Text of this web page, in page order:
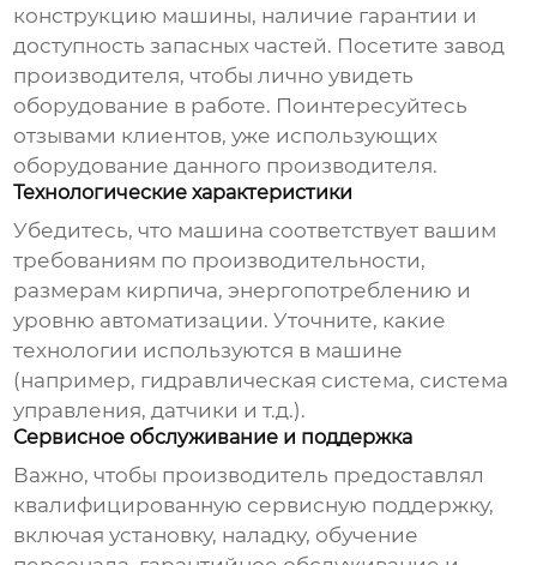
конструкцию машины, наличие гарантии и
доступность запасных частей. Посетите завод
производителя, чтобы лично увидеть
оборудование в работе. Поинтересуйтесь
отзывами клиентов, уже использующих
оборудование данного производителя.
Технологические характеристики
Убедитесь, что машина соответствует вашим
требованиям по производительности,
размерам кирпича, энергопотреблению и
уровню автоматизации. Уточните, какие
технологии используются в машине
(например, гидравлическая система, система
управления, датчики и т.д.).
Сервисное обслуживание и поддержка
Важно, чтобы производитель предоставлял
квалифицированную сервисную поддержку,
включая установку, наладку, обучение